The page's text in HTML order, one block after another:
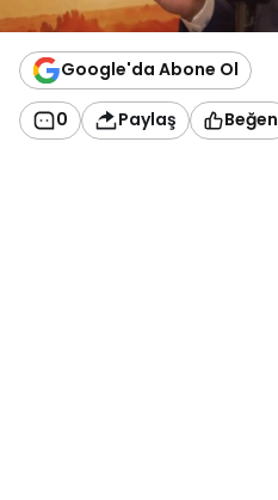
Google'da Abone Ol
0 Paylaş Beğen